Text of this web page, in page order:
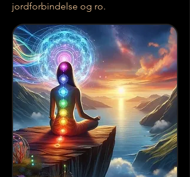
jordforbindelse og ro.